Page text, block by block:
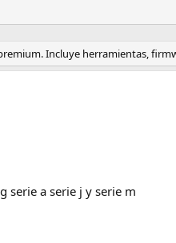
Incluye herramientas,
serie a serie j y serie m